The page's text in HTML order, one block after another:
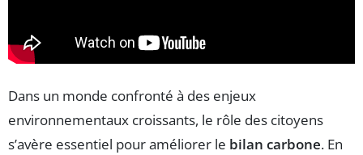
Dans un monde confronté à des enjeux
environnementaux croissants, le rôle des citoyens
s’avère essentiel pour améliorer le bilan carbone. En